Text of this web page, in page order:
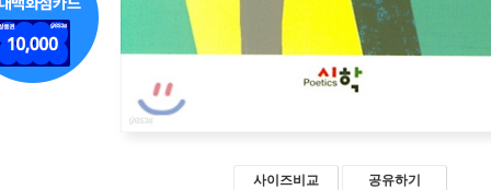
사이즈비교 공유하기